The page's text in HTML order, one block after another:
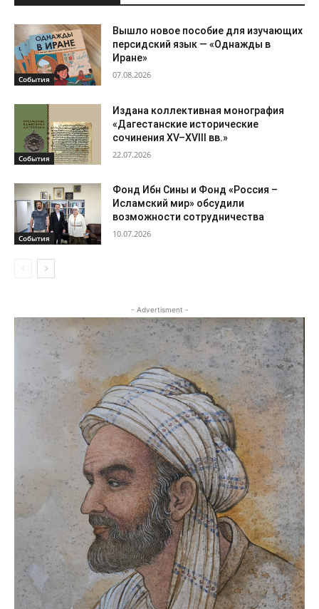
События
Вышло новое пособие для изучающих
персидский язык — «Однажды в
Иране»
07.08.2026
События
Издана коллективная монография
«Дагестанские исторические
сочинения XV–XVIII вв.»
22.07.2026
События
Фонд Ибн Сины и Фонд «Россия –
Исламский мир» обсудили
возможности сотрудничества
10.07.2026
- Advertisment -